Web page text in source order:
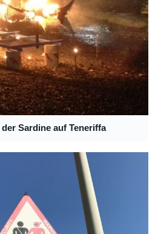
Sardine auf Teneriffa